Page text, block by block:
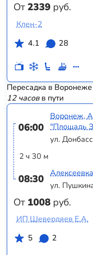
От2339 руб.
Клен-2
4.1
28
Пересадка в
12 часовв пути
06:00
2 ч 30 м
08:30
От 1008 руб.
Воронеж,
"Площадь
ул.
ул.
ИП Шевердяев Е.А.
5
2